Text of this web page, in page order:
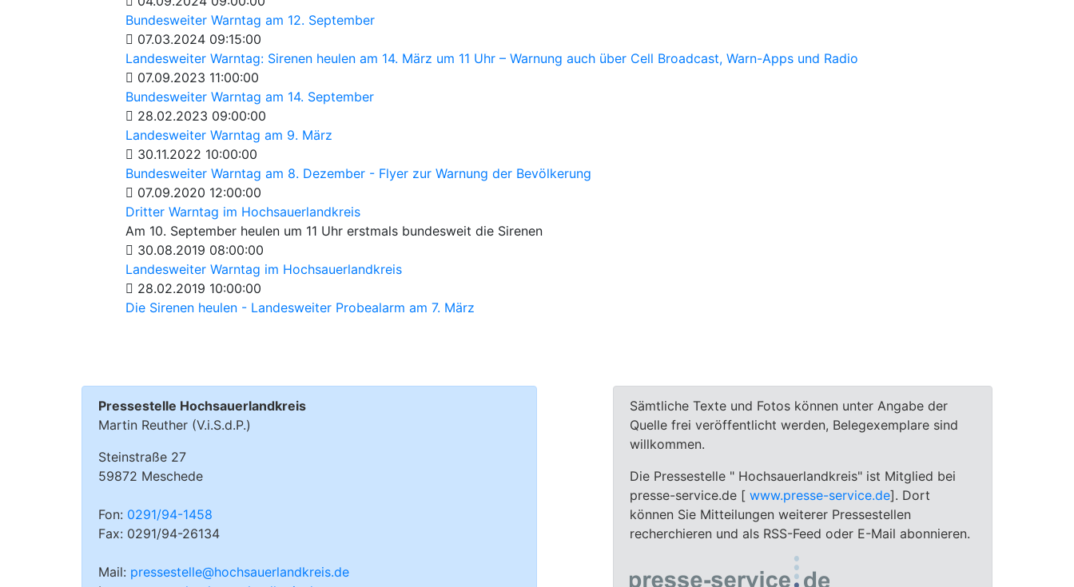
Bundesweiter Warntag am 12. September
07.03.2024 09:15:00
Landesweiter Warntag: Sirenen heulen am 14. März um 11 Uhr – Warnung auch über Cell Broadcast, Warn-Apps und Radio
07.09.2023 11:00:00
Bundesweiter Warntag am 14. September
28.02.2023 09:00:00
Landesweiter Warntag am 9. März
30.11.2022 10:00:00
Bundesweiter Warntag am 8. Dezember - Flyer zur Warnung der Bevölkerung
07.09.2020 12:00:00
Dritter Warntag im Hochsauerlandkreis
Am 10. September heulen um 11 Uhr erstmals bundesweit die Sirenen
30.08.2019 08:00:00
Landesweiter Warntag im Hochsauerlandkreis
28.02.2019 10:00:00
Die Sirenen heulen - Landesweiter Probealarm am 7. März
Pressestelle Hochsauerlandkreis
Martin Reuther (V.i.S.d.P.)
Steinstraße 27
59872 Meschede
Fon: 0291/94-1458
Fax: 0291/94-26134
Mail: pressestelle@hochsauerlandkreis.de
Sämtliche Texte und Fotos können unter Angabe der
Quelle frei veröffentlicht werden, Belegexemplare sind
willkommen.
Die Pressestelle " Hochsauerlandkreis" ist Mitglied bei
presse-service.de [ www.presse-service.de]. Dort
können Sie Mitteilungen weiterer Pressestellen
recherchieren und als RSS-Feed oder E-Mail abonnieren.